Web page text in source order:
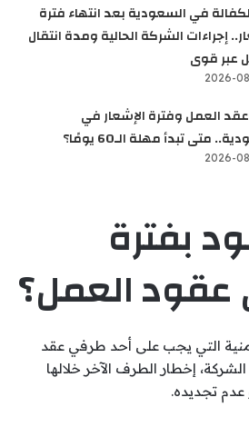
في السعودية بعد انتهاء فترة
إجراءات الشركة الحالية ومدة انتقال
عبر قوى
2026-
عقد العمل وفترة الإشعار في
متى تبدأ مهلة الـ60 يومًا؟
2026-
بفترة
عقود العمل؟
التي يجب على أحد طرفي عقد
إخطار الطرف الآخر خلالها
عدم تجديده.